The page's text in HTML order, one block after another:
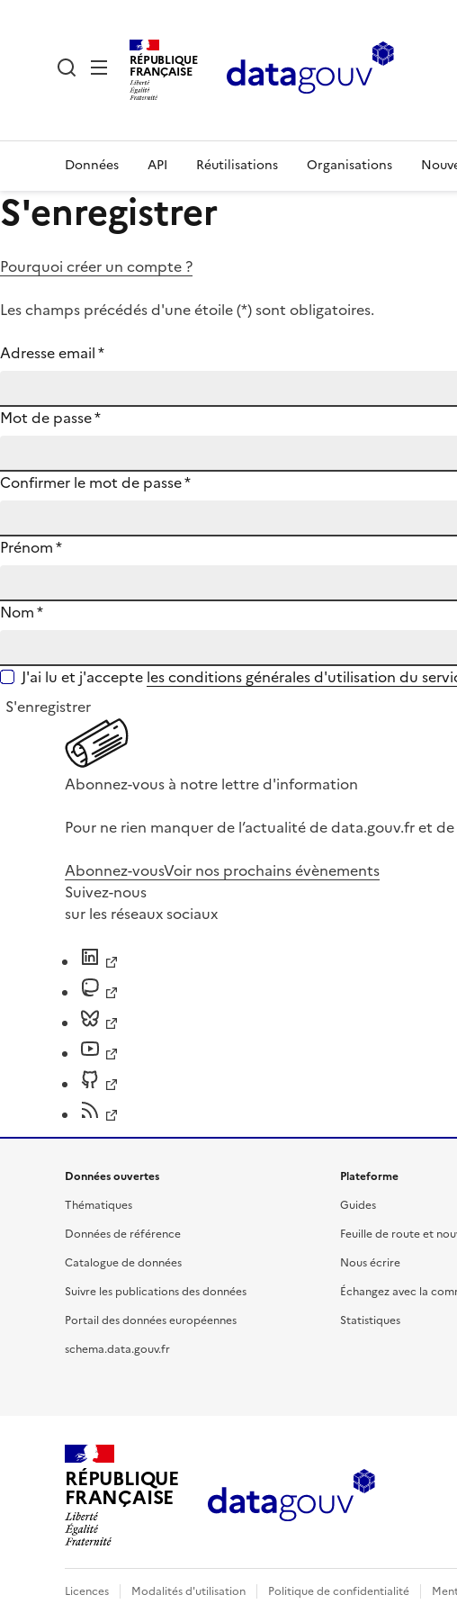
RÉPUBLIQUE
FRANÇAISE
Données API Réutilisations Organisations
S'enregistrer
Pourquoi créer un compte ?
Les champs précédés d'une étoile (*) sont obligatoires.
Adresse email*
Mot de passe*
Confirmer le mot de passe*
Prénom*
Nom*
J'ai lu et j'accepte les conditions générales d'utilisation du
S'enregistrer
Abonnez-vous à notre lettre d'information
Pour ne rien manquer de l’actualité de data.gouv.fr et
Abonnez-vousVoir nos prochains évènements
Suivez-nous
sur les réseaux sociaux
Données ouvertes
Thématiques
Données de référence
Catalogue de données
Suivre les publications des données
Portail des données européennes
schema.data.gouv.fr
Plateforme
Guides
Feuille de route et
Nous écrire
Échangez avec la
Statistiques
RÉPUBLIQUE
FRANÇAISE
Licences Modalités d'utilisation Politique de confidentialité